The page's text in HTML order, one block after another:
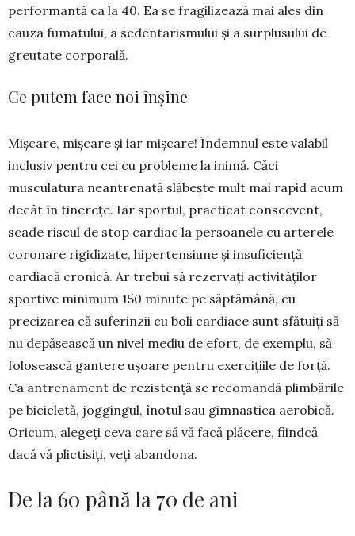
performantă ca la 40. Ea se fragilizează mai ales din
cauza fuma­tului, a sedentarismului și a surplusului de
greutate corporală.
Ce putem face noi înșine
Mișcare, mișcare și iar mișcare! Îndem­nul este valabil
inclusiv pentru cei cu pro­bleme la inimă. Căci
musculatura nean­trenată slăbește mult mai rapid acum
de­cât în tinerețe. Iar sportul, practicat con­secvent,
scade ris­cul de stop cardiac la persoanele cu ar­terele
coronare rigidi­zate, hipertensiune și in­suficiență
cardiacă cronică. Ar trebui să rezervați activităților
sportive minimum 150 minute pe săp­tămână, cu
precizarea că sufe­rinzii cu boli cardiace sunt sfătuiți să
nu depășească un nivel mediu de efort, de exemplu, să
folosească gantere ușoare pen­tru exercițiile de forță.
Ca antrenament de rezistență se recomandă plimbările
pe bici­cletă, joggingul, înotul sau gimnastica aero­bică.
Ori­cum, alegeți ceva care să vă facă plăcere, fiindcă
dacă vă plictisiți, veți aban­dona.
De la 60 până la 70 de ani